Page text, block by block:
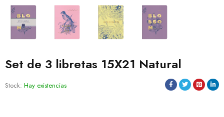
Set de 3 libretas 15X21 Natural
Stock: Hay existencias